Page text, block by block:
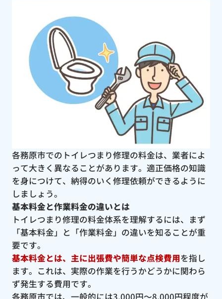
各務原市でのトイレつまり修理の料金は、業者によ
って大きく異なることがあります。適正価格の知識
を身につけて、納得のいく修理依頼ができるように
しましょう。
基本料金と作業料金の違いとは
トイレつまり修理の料金体系を理解するには、まず
「基本料金」と「作業料金」の違いを知ることが重
要です。
基本料金とは、主に出張費や簡単な点検費用を指し
ます。これは、実際の作業を行うかどうかに関わら
ず発生する費用です。
各務原市では、一般的には3,000円〜8,000円程度が